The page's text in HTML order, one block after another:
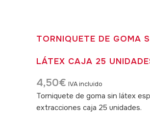
TORNIQUETE DE GOMA
LÁTEX CAJA 25
4,50€ IVA incluido
Torniquete de goma sin látex
extracciones caja 25 unidades.